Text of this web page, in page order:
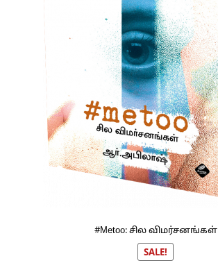
#Metoo: சில விமர்சனங்கள்
SALE!